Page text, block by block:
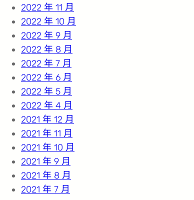
2022 年 11 月
2022 年 10 月
2022 年 9 月
2022 年 8 月
2022 年 7 月
2022 年 6 月
2022 年 5 月
2022 年 4 月
2021 年 12 月
2021 年 11 月
2021 年 10 月
2021 年 9 月
2021 年 8 月
2021 年 7 月